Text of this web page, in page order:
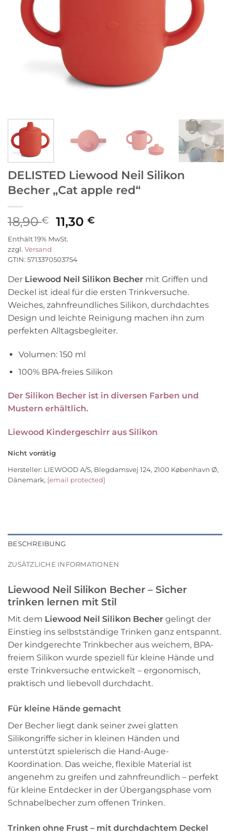
DELISTED Liewood Neil Silikon
Becher „Cat apple red“
18,90€
Ursprünglicher
Preis
war:
18,90 €
11,30€Aktueller
Enthält 19% MwSt.
zzgl. Versand
GTIN: 5713370503754
Der Liewood Neil Silikon Becher mit Griffen und
Deckel ist ideal für die ersten Trinkversuche.
Weiches, zahnfreundliches Silikon, durchdachtes
Design und leichte Reinigung machen ihn zum
perfekten Alltagsbegleiter.
Volumen: 150 ml
100% BPA-freies Silikon
Der Silikon Becher ist in diversen Farben und
Mustern erhältlich.
Liewood Kindergeschirr aus Silikon
Nicht vorrätig
Hersteller: LIEWOOD A/S, Blegdamsvej 124, 2100 København Ø,
Dänemark, [email protected]
BESCHREIBUNG
ZUSÄTZLICHE INFORMATIONEN
Liewood Neil Silikon Becher – Sicher
trinken lernen mit Stil
Mit dem Liewood Neil Silikon Becher gelingt der
Einstieg ins selbstständige Trinken ganz entspannt.
Der kindgerechte Trinkbecher aus weichem, BPA-
freiem Silikon wurde speziell für kleine Hände und
erste Trinkversuche entwickelt – ergonomisch,
praktisch und liebevoll durchdacht.
Für kleine Hände gemacht
Der Becher liegt dank seiner zwei glatten
Silikongriffe sicher in kleinen Händen und
unterstützt spielerisch die Hand-Auge-
Koordination. Das weiche, flexible Material ist
angenehm zu greifen und zahnfreundlich – perfekt
für kleine Entdecker in der Übergangsphase vom
Schnabelbecher zum offenen Trinken.
Trinken ohne Frust – mit durchdachtem Deckel